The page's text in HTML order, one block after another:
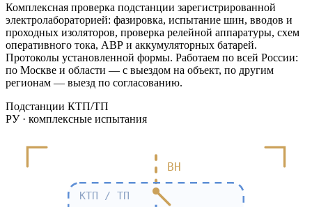
Комплексная проверка подстанции зарегистрированной
электролабораторией: фазировка, испытание шин, вводов и
проходных изоляторов, проверка релейной аппаратуры, схем
оперативного тока, АВР и аккумуляторных батарей.
Протоколы установленной формы. Работаем по всей России:
по Москве и области — с выездом на объект, по другим
регионам — выезд по согласованию.
Подстанции КТП/ТП
РУ · комплексные испытания
ВН
КТП / ТП